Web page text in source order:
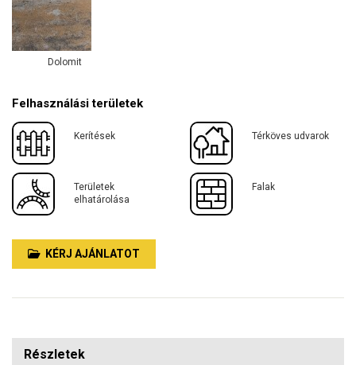
Dolomit
Felhasználási területek
Kerítések Térköves udvarok
Területek
elhatárolása
Falak
KÉRJ AJÁNLATOT
Részletek